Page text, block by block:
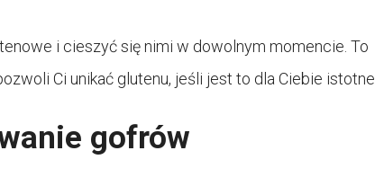
i cieszyć się nimi w dowolnym momencie. To
Ci unikać glutenu, jeśli jest to dla Ciebie istotne.
gofrów